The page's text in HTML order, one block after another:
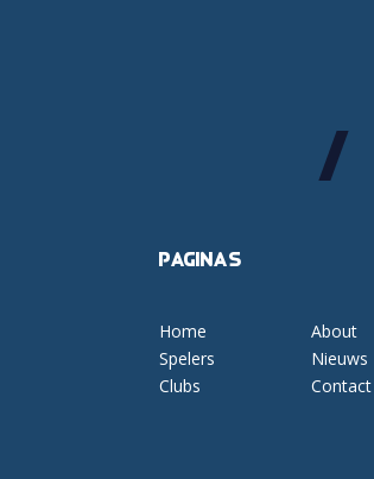
Pagina's
Home
Spelers
Clubs
About
Nieuws
Contact